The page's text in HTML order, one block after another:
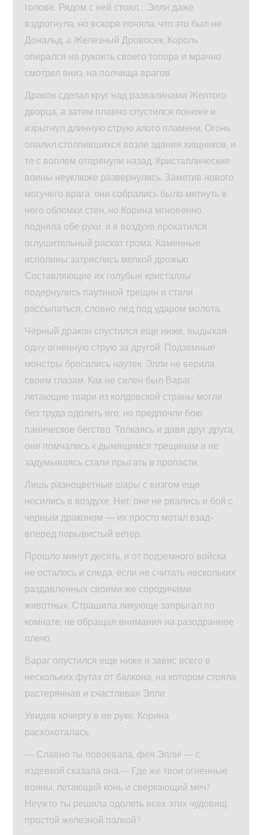
голове. Рядом с ней стоял… Элли даже
вздрогнула, но вскоре поняла, что это был не
Дональд, а Железный Дровосек. Король
опирался на рукоять своего топора и мрачно
смотрел вниз, на полчища врагов.
Дракон сделал круг над развалинами Желтого
дворца, а затем плавно спустился пониже и
изрыгнул длинную струю алого пламени. Огонь
опалил столпившихся возле здания хищников, и
те с воплем отпрянули назад. Кристаллические
воины неуклюже развернулись. Заметив нового
могучего врага, они собрались было метнуть в
него обломки стен, но Корина мгновенно
подняла обе руки, и в воздухе прокатился
оглушительный раскат грома. Каменные
исполины затряслись мелкой дрожью.
Составляющие их голубые кристаллы
подернулись паутиной трещин и стали
рассыпаться, словно лед под ударом молота.
Черный дракон спустился еще ниже, выдыхая
одну огненную струю за другой. Подземные
монстры бросились наутек. Элли не верила
своим глазам. Как не силен был Вараг,
летающие твари из колдовской страны могли
без труда одолеть его, но предпочли бою
паническое бегство. Толкаясь и давя друг друга,
они помчались к дымящимся трещинам и не
задумываясь стали прыгать в пропасти.
Лишь разноцветные шары с визгом еще
носились в воздухе. Нет, они не рвались и бой с
черным драконом — их просто мотал взад-
вперед порывистый ветер.
Прошло минут десять, и от подземного войска
не осталось и следа, если не считать нескольких
раздавленных своими же сородичами
животных. Страшила ликующе запрыгал по
комнате, не обращая внимания на разодранное
плечо.
Вараг опустился еще ниже и завис всего в
нескольких футах от балкона, на котором стояла
растерянная и счастливая Элли.
Увидев кочергу в ее руке, Корина
расхохоталась.
— Славно ты повоевала, фея Элли! — с
издевкой сказала она.— Где же твои огненные
воины, летающий конь и сверкающий меч?
Неужто ты решила одолеть всех этих чудовищ
простой железной палкой?